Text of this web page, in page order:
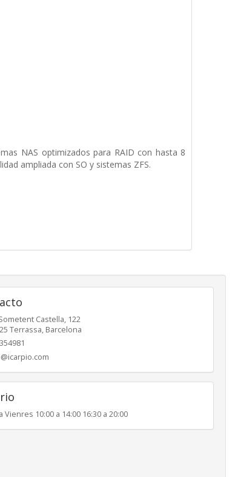
NAS optimizados para RAID con hasta 8
ampliada con SO y sistemas ZFS.
Castella, 122
Terrassa, Barcelona
Vienres 10:00 a 14:00 16:30 a 20:00